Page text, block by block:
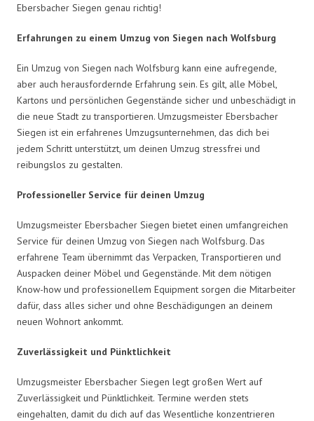
Ebersbacher Siegen genau richtig!
Erfahrungen zu einem Umzug von Siegen nach Wolfsburg
Ein Umzug von Siegen nach Wolfsburg kann eine aufregende,
aber auch herausfordernde Erfahrung sein. Es gilt, alle Möbel,
Kartons und persönlichen Gegenstände sicher und unbeschädigt in
die neue Stadt zu transportieren. Umzugsmeister Ebersbacher
Siegen ist ein erfahrenes Umzugsunternehmen, das dich bei
jedem Schritt unterstützt, um deinen Umzug stressfrei und
reibungslos zu gestalten.
Professioneller Service für deinen Umzug
Umzugsmeister Ebersbacher Siegen bietet einen umfangreichen
Service für deinen Umzug von Siegen nach Wolfsburg. Das
erfahrene Team übernimmt das Verpacken, Transportieren und
Auspacken deiner Möbel und Gegenstände. Mit dem nötigen
Know-how und professionellem Equipment sorgen die Mitarbeiter
dafür, dass alles sicher und ohne Beschädigungen an deinem
neuen Wohnort ankommt.
Zuverlässigkeit und Pünktlichkeit
Umzugsmeister Ebersbacher Siegen legt großen Wert auf
Zuverlässigkeit und Pünktlichkeit. Termine werden stets
eingehalten, damit du dich auf das Wesentliche konzentrieren